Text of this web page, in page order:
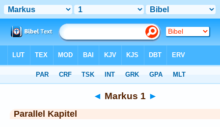
◄ Markus 1 ►
Parallel Kapitel